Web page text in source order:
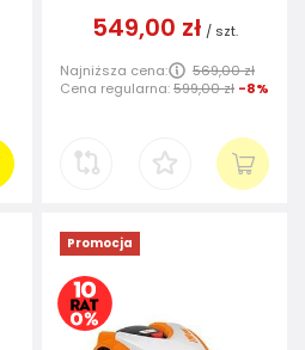
549,00 zł / szt.
Najniższa cena:
569,00 zł
Cena regularna:599,00 zł -8%
Promocja